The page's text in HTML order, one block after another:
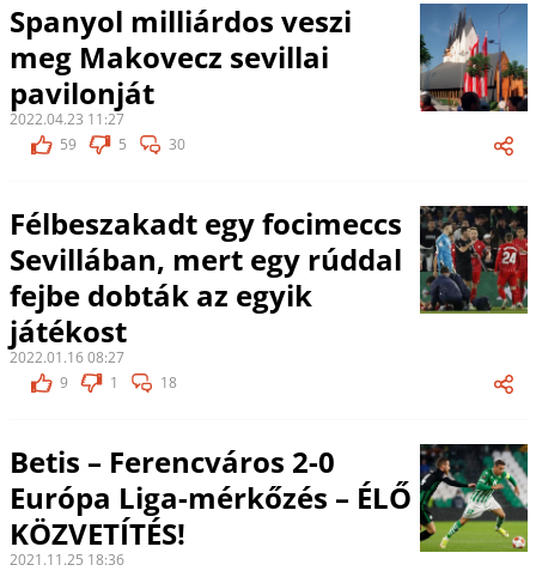
Spanyol milliárdos veszi
meg Makovecz sevillai
pavilonját
2022.04.23 11:27
59
5 30
Félbeszakadt egy focimeccs
Sevillában, mert egy rúddal
fejbe dobták az egyik
játékost
2022.01.16 08:27
9
1 18
Betis – Ferencváros 2-0
Európa Liga-mérkőzés – ÉLŐ
KÖZVETÍTÉS!
2021.11.25 18:36